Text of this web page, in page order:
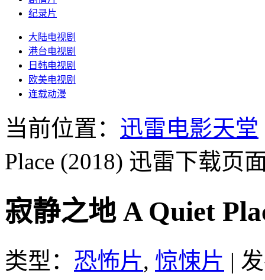
纪录片
大陆电视剧
港台电视剧
日韩电视剧
欧美电视剧
连载动漫
当前位置： 迅雷电影天堂
Place (2018) 迅雷下载页
寂静之地 A Quiet
类型： 恐怖片, 惊悚片 |